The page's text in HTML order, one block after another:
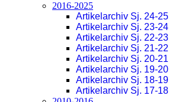
2016-2025
Artikelarchiv Sj. 24-25
Artikelarchiv Sj. 23-24
Artikelarchiv Sj. 22-23
Artikelarchiv Sj. 21-22
Artikelarchiv Sj. 20-21
Artikelarchiv Sj. 19-20
Artikelarchiv Sj. 18-19
Artikelarchiv Sj. 17-18